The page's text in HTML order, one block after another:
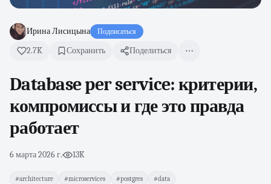
Ирина Лисицына Подписаться
2.7K Сохранить Поделиться
Database per service: критерии,
компромиссы и где это правда
работает
6 марта 2026 г.· 13K
#architecture #microservices #postgres #data